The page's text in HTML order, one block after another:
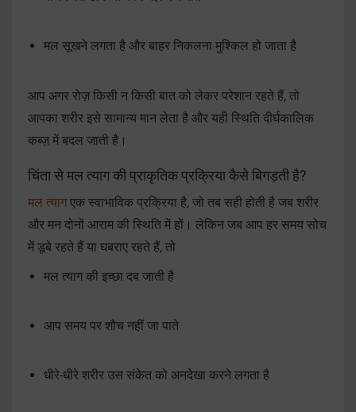
मल सूखने लगता है और बाहर निकलना मुश्किल हो जाता है
आप अगर रोज़ किसी न किसी बात को लेकर परेशान रहते हैं, तो
आपका शरीर इसे सामान्य मान लेता है और यही स्थिति दीर्घकालिक
कब्ज़ में बदल जाती है।
चिंता से मल त्याग की प्राकृतिक प्रक्रिया कैसे बिगड़ती है?
मल त्यागएक स्वाभाविक प्रक्रिया है, जो तब सही होती है जब शरीर
और मन दोनों आराम की स्थिति में हों। लेकिन जब आप हर समय सोच
में डूबे रहते हैं या घबराए रहते हैं, तो
मल त्याग की इच्छा दब जाती है
आप समय पर शौच नहीं जा पाते
धीरे-धीरे शरीर उस संकेत को अनदेखा करने लगता है